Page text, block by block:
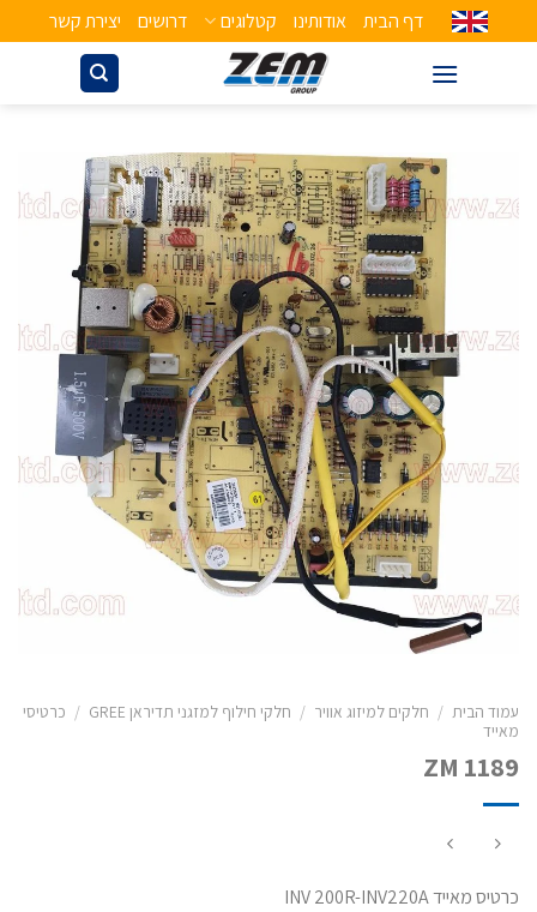
דף הבית אודותינו קטלוגים דרושים יצירת קשר
עמוד הבית / חלקים למיזוג אוויר / חלקי חילוף למזגני תדיראן GREE / כרטיסי
מאייד
ZM 1189
כרטיס מאייד INV 200R-INV220A